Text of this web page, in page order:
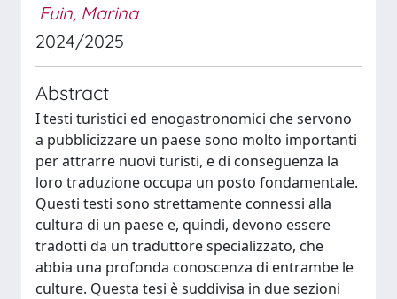
Fuin, Marina
2024/2025
Abstract
I testi turistici ed enogastronomici che servono
a pubblicizzare un paese sono molto importanti
per attrarre nuovi turisti, e di conseguenza la
loro traduzione occupa un posto fondamentale.
Questi testi sono strettamente connessi alla
cultura di un paese e, quindi, devono essere
tradotti da un traduttore specializzato, che
abbia una profonda conoscenza di entrambe le
culture. Questa tesi è suddivisa in due sezioni